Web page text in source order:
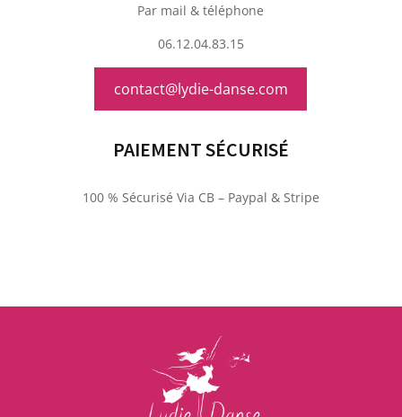
Par mail & téléphone
06.12.04.83.15
contact@lydie-danse.com
PAIEMENT SÉCURISÉ
100 % Sécurisé Via CB – Paypal & Stripe